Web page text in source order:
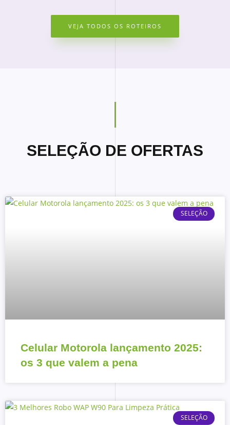
VEJA TODOS OS ROTEIROS
SELEÇÃO DE OFERTAS
SELEÇÃO
Celular Motorola lançamento 2025:
os 3 que valem a pena
SELEÇÃO